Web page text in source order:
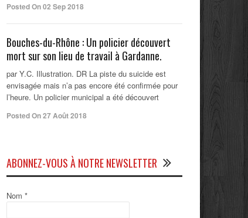
Posted On 02 Sep 2018
Bouches-du-Rhône : Un policier découvert
mort sur son lieu de travail à Gardanne.
par Y.C. Illustration. DR La piste du suicide est
envisagée mais n’a pas encore été confirmée pour
l’heure. Un policier municipal a été découvert
Posted On 27 Août 2018
ABONNEZ-VOUS À NOTRE NEWSLETTER
Nom *